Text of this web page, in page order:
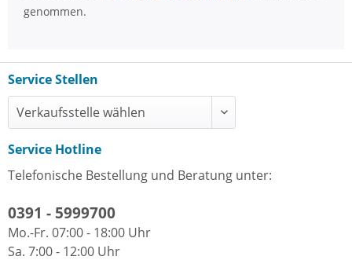
genommen.
Service Stellen
Service Hotline
Telefonische Bestellung und Beratung unter:
0391 - 5999700
Mo.-Fr. 07:00 - 18:00 Uhr
Sa. 7:00 - 12:00 Uhr